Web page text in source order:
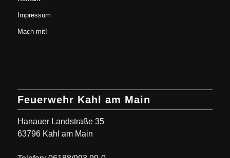
Impressum
Mach mit!
Feuerwehr Kahl am Main
Hanauer Landstraße 35
63796 Kahl am Main